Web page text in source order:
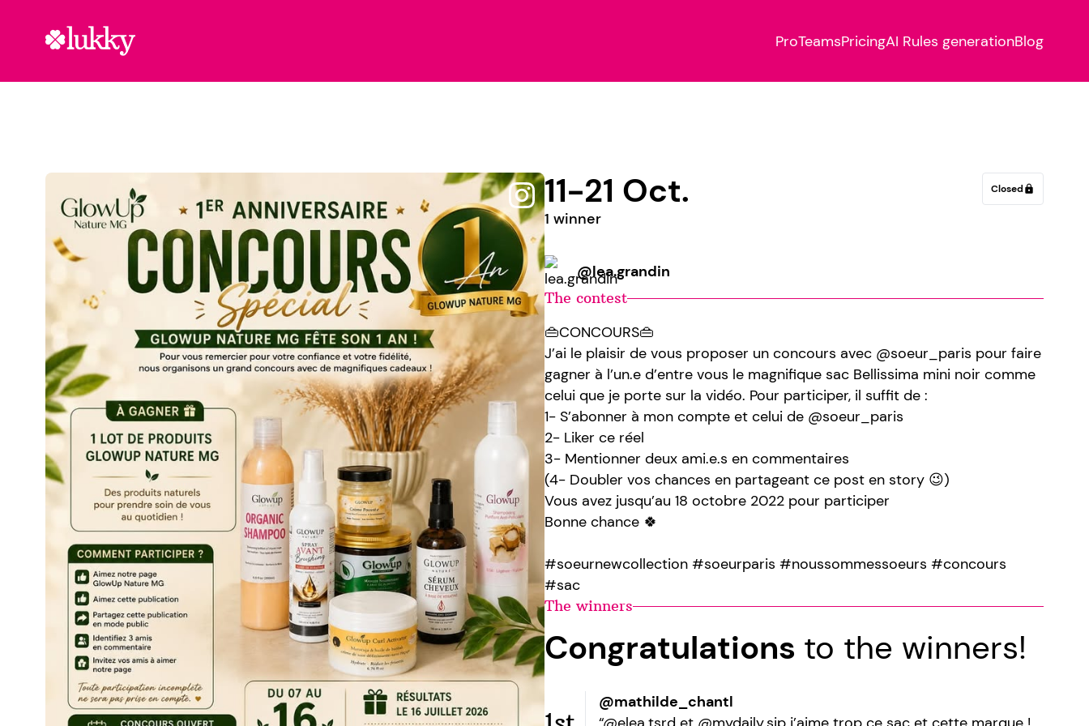
ProTeamsPricingAI Rules generationBlog
Closed lock
11-21 Oct.
1 winner
@lea.grandin
The contest
👜CONCOURS👜
J’ai le plaisir de vous proposer un concours avec @soeur_paris pour faire
gagner à l’un.e d’entre vous le magnifique sac Bellissima mini noir comme
celui que je porte sur la vidéo. Pour participer, il suffit de :
1- S’abonner à mon compte et celui de @soeur_paris
2- Liker ce réel
3- Mentionner deux ami.e.s en commentaires
(4- Doubler vos chances en partageant ce post en story 😉)
Vous avez jusqu’au 18 octobre 2022 pour participer
Bonne chance 🍀
#soeurnewcollection #soeurparis #noussommessoeurs #concours
#sac
The winners
Congratulations to the winners!
@mathilde_chantl